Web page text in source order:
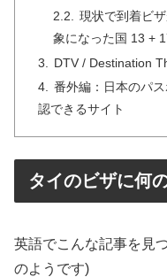
現状で到着ビ
象になった国 13 +
DTV / Destination
番外編：日本のパ
認できるサイト
タイのビザに何
英語でこんな記事を見
のようです)